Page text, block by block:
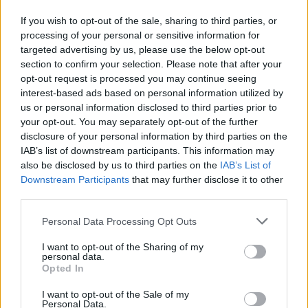
If you wish to opt-out of the sale, sharing to third parties, or
processing of your personal or sensitive information for
targeted advertising by us, please use the below opt-out
section to confirm your selection. Please note that after your
opt-out request is processed you may continue seeing
interest-based ads based on personal information utilized by
us or personal information disclosed to third parties prior to
your opt-out. You may separately opt-out of the further
disclosure of your personal information by third parties on the
IAB’s list of downstream participants. This information may
also be disclosed by us to third parties on the IAB’s List of
Downstream Participants that may further disclose it to other
Please note that this website/app uses one or more Google
not limited to your visit or usage behaviour. You may click to
grant or deny consent to Google and its third-party tags to
use your data for below specified purposes in below Google
consent section.
Personal Data Processing Opt Outs
I want to opt-out of the Sharing of my
personal data.
Opted In
I want to opt-out of the Sale of my
Personal Data.
kifejezzük szeretetünket és törődésünket valaki
iránt. ZAX csokoládéval nem nyúlhatunk
mellé.
Örömforrás:A ZAX csokoládék kóstolása
örömteli és különleges élményt ad, ami
bármikor feldobja a hangulatot. Kiváló
örömforrás, amit év végén
pláne megérdemlünk!
Kikapcsolódás:Egy minőségi csokoládé
elfogyasztása kiváló módja lehet annak, hogy
megpihenjünk, kikapcsolódjunk, élvezzük az